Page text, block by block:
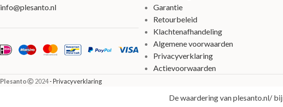
info@plesanto.nl
Garantie
Retourbeleid
Klachtenafhandeling
Algemene voorwaarden
Privacyverklaring
Actievoorwaarden
Plesanto 2024- Privacyverklaring
De waardering van plesanto.nl/ bij